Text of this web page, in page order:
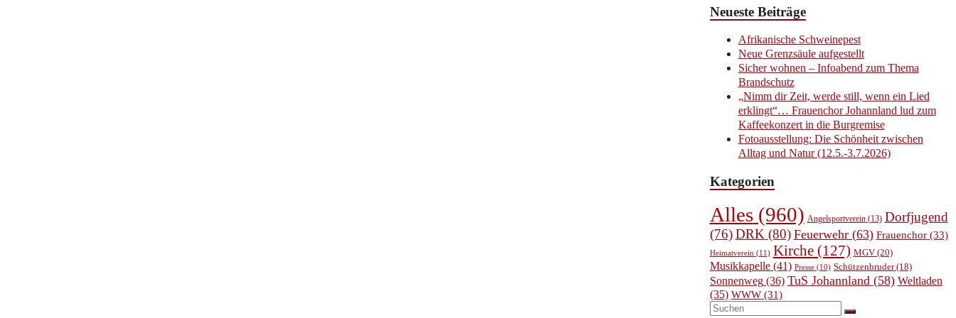
Neueste Beiträge
Afrikanische Schweinepest
Neue Grenzsäule aufgestellt
Sicher wohnen – Infoabend zum Thema
Brandschutz
„Nimm dir Zeit, werde still, wenn ein Lied
erklingt“… Frauenchor Johannland lud zum
Kaffeekonzert in die Burgremise
Fotoausstellung: Die Schönheit zwischen
Alltag und Natur (12.5.-3.7.2026)
Kategorien
Alles(960) Angelsportverein(13) Dorfjugend
(76) DRK (80) Feuerwehr(63) Frauenchor(33)
Heimatverein (11) Kirche(127) MGV(20)
Musikkapelle(41) Presse(10) Schützenbruder(18)
Sonnenweg(36) TuS Johannland (58) Weltladen
(35) WWW(31)